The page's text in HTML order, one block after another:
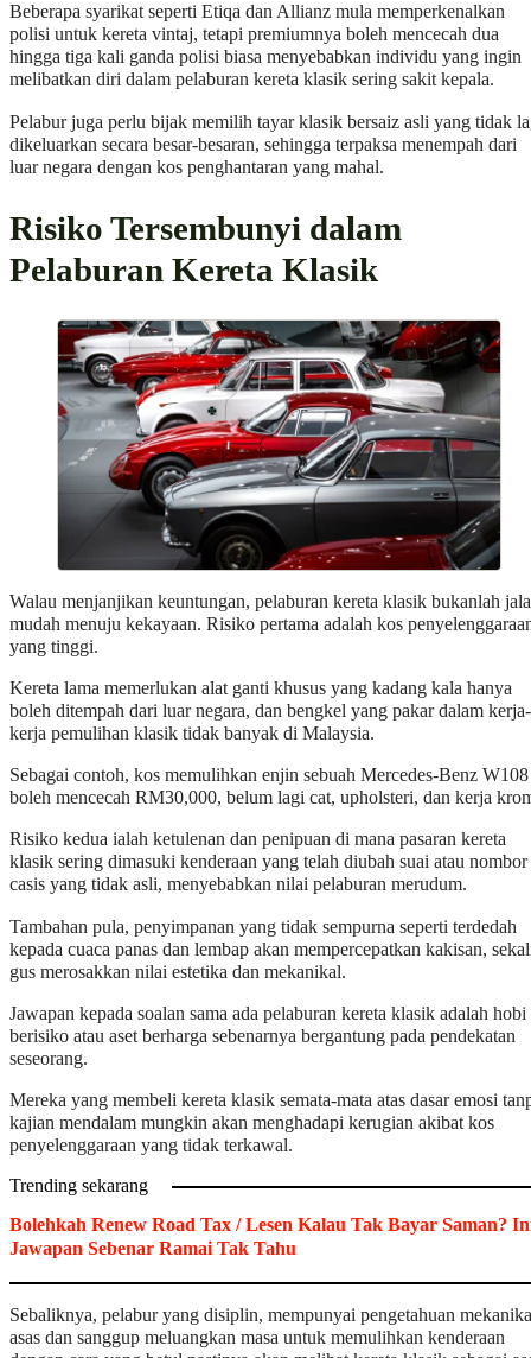
Beberapa syarikat seperti Etiqa dan Allianz mula memperkenalkan
polisi untuk kereta vintaj, tetapi premiumnya boleh mencecah dua
hingga tiga kali ganda polisi biasa menyebabkan individu yang ingin
melibatkan diri dalam pelaburan kereta klasik sering sakit kepala.
Pelabur juga perlu bijak memilih tayar klasik bersaiz asli yang tidak
dikeluarkan secara besar-besaran, sehingga terpaksa menempah dari
luar negara dengan kos penghantaran yang mahal.
Risiko Tersembunyi dalam
Pelaburan Kereta Klasik
Walau menjanjikan keuntungan, pelaburan kereta klasik bukanlah
mudah menuju kekayaan. Risiko pertama adalah kos
yang tinggi.
Kereta lama memerlukan alat ganti khusus yang kadang kala hanya
boleh ditempah dari luar negara, dan bengkel yang pakar dalam kerja-
kerja pemulihan klasik tidak banyak di Malaysia.
Sebagai contoh, kos memulihkan enjin sebuah Mercedes-Benz W108
boleh mencecah RM30,000, belum lagi cat, upholsteri, dan kerja
Risiko kedua ialah ketulenan dan penipuan di mana pasaran kereta
klasik sering dimasuki kenderaan yang telah diubah suai atau nombor
casis yang tidak asli, menyebabkan nilai pelaburan merudum.
Tambahan pula, penyimpanan yang tidak sempurna seperti terdedah
kepada cuaca panas dan lembap akan mempercepatkan kakisan,
gus merosakkan nilai estetika dan mekanikal.
Jawapan kepada soalan sama ada pelaburan kereta klasik adalah hobi
berisiko atau aset berharga sebenarnya bergantung pada pendekatan
seseorang.
Mereka yang membeli kereta klasik semata-mata atas dasar emosi
kajian mendalam mungkin akan menghadapi kerugian akibat kos
penyelenggaraan yang tidak terkawal.
Trending sekarang
Bolehkah Renew Road Tax / Lesen Kalau Tak Bayar Saman?
Jawapan Sebenar Ramai Tak Tahu
Sebaliknya, pelabur yang disiplin, mempunyai pengetahuan
asas dan sanggup meluangkan masa untuk memulihkan kenderaan